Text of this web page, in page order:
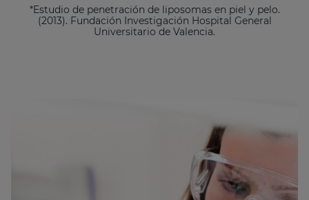
*Estudio de penetración de liposomas en piel y pelo.
(2013). Fundación Investigación Hospital General
Universitario de Valencia.